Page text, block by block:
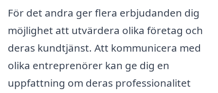
För det andra ger flera erbjudanden dig
möjlighet att utvärdera olika företag och
deras kundtjänst. Att kommunicera med
olika entreprenörer kan ge dig en
uppfattning om deras professionalitet